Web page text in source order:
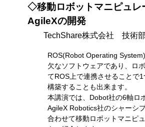
◇移動ロボットマニピュレ
AgileXの開発
TechShare株式会社 技術
ROS(Robot Operating
欠なソフトウェアであり、ロ
てROS上で連携させることで
構築することも出来ます。
本講演では、Dobot社の6軸ロ
AgileX Robotics社のシャーシ
合わせて移動ロボットマニピ